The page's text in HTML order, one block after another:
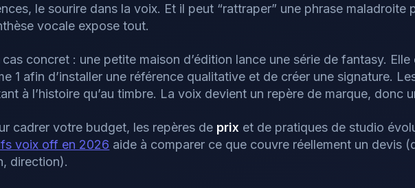
le sourire dans la voix. Et il peut “rattraper” une phrase maladroite
vocale expose tout.
cas concret : une petite maison d’édition lance une série de fantasy.
1 afin d’installer une référence qualitative et de créer une signature.
à l’histoire qu’au timbre. La voix devient un repère de marque, donc
cadrer votre budget, les repères de prix et de pratiques de studio
voix off en 2026 aide à comparer ce que couvre réellement un devis
direction).